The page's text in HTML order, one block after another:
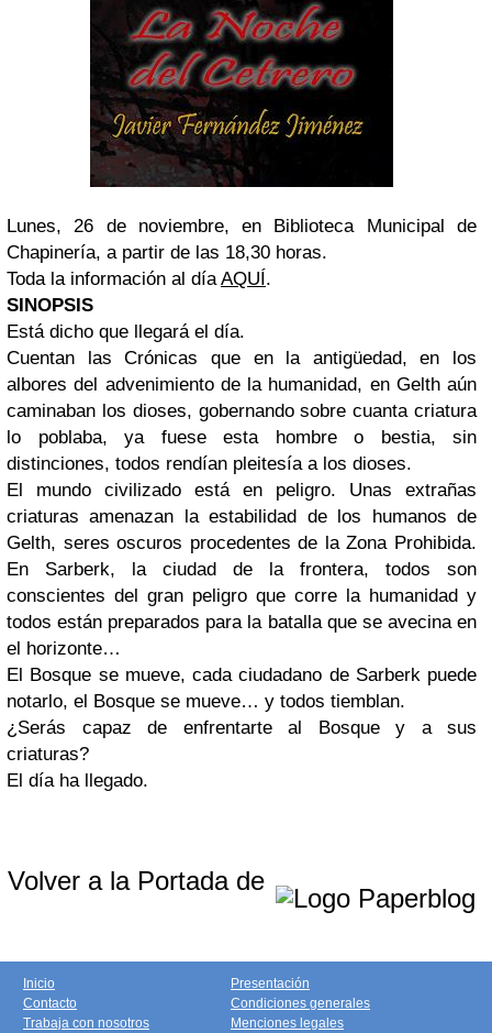
Lunes, 26 de noviembre, en Biblioteca Municipal de
Chapinería, a partir de las 18,30 horas.
Toda la información al díaAQUÍ.
SINOPSIS
Está dicho que llegará el día.
Cuentan las Crónicas que en la antigüedad, en los
albores del advenimiento de la humanidad, en Gelth aún
caminaban los dioses, gobernando sobre cuanta criatura
lo poblaba, ya fuese esta hombre o bestia, sin
distinciones, todos rendían pleitesía a los dioses.
El mundo civilizado está en peligro. Unas extrañas
criaturas amenazan la estabilidad de los humanos de
Gelth, seres oscuros procedentes de la Zona Prohibida.
En Sarberk, la ciudad de la frontera, todos son
conscientes del gran peligro que corre la humanidad y
todos están preparados para la batalla que se avecina en
el horizonte…
El Bosque se mueve, cada ciudadano de Sarberk puede
notarlo, el Bosque se mueve… y todos tiemblan.
¿Serás capaz de enfrentarte al Bosque y a sus
criaturas?
El día ha llegado.
Volver a la Portada de
Inicio
Contacto
Trabaja con nosotros
Presentación
Condiciones generales
Menciones legales